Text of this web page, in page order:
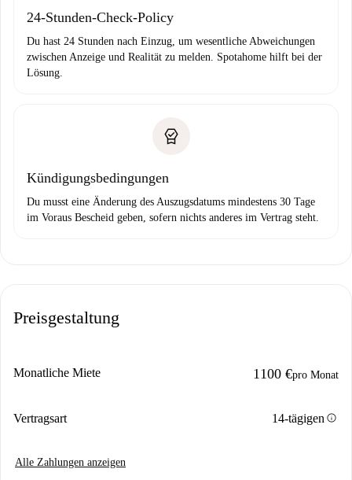
24-Stunden-Check-Policy
Du hast 24 Stunden nach Einzug, um wesentliche Abweichungen
zwischen Anzeige und Realität zu melden. Spotahome hilft bei der
Lösung.
Kündigungsbedingungen
Du musst eine Änderung des Auszugsdatums mindestens 30 Tage
im Voraus Bescheid geben, sofern nichts anderes im Vertrag steht.
Preisgestaltung
Monatliche Miete 1100 €pro Monat
Vertragsart 14-tägigen info
Alle Zahlungen anzeigen